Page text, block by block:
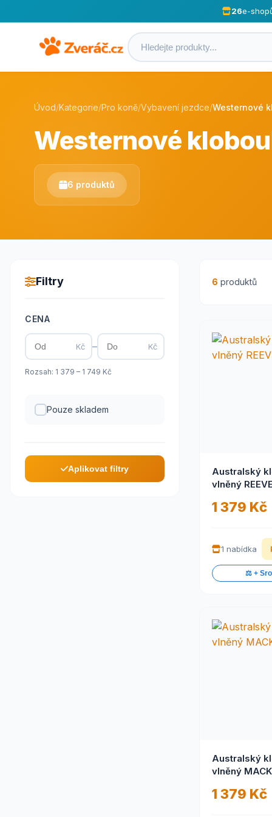
26e-
Úvod/Kategorie/Pro koně/Vybavení jezdce/Westernové
Westernové
6 produktů
Filtry
CENA
Kč – Kč
Rozsah: 1 379 – 1 749 Kč
Pouze skladem
Aplikovat filtry
6 produktů
Australský
vlněný
1 379 Kč
1 nabídka
⚖️ +
Australský
vlněný
1 379 Kč